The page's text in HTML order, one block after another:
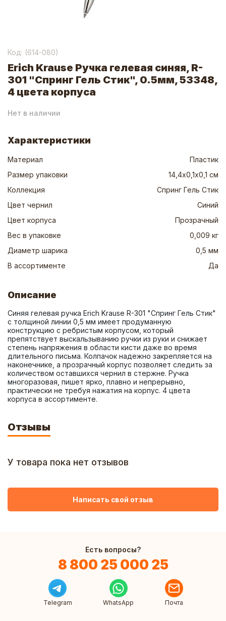
Код: (614-080)
Erich Krause Ручка гелевая синяя, R-
301 "Спринг Гель Стик", 0.5мм, 53348,
4 цвета корпуса
Нет в наличии
Характеристики
Материал
Пластик
Размер упаковки
14,4х0,1х0,1 см
Коллекция
Спринг Гель Стик
Цвет чернил
Синий
Цвет корпуса
Прозрачный
Вес в упаковке
0,009 кг
Диаметр шарика
0,5 мм
В ассортименте
Да
Описание
Синяя гелевая ручка Erich Krause R-301 "Спринг Гель Стик"
с толщиной линии 0,5 мм имеет продуманную
конструкцию с ребристым корпусом, который
препятствует выскальзыванию ручки из руки и снижает
степень напряжения в области кисти даже во время
длительного письма. Колпачок надежно закрепляется на
наконечнике, а прозрачный корпус позволяет следить за
количеством оставшихся чернил в стержне. Ручка
многоразовая, пишет ярко, плавно и непрерывно,
практически не требуя нажатия на корпус. 4 цвета
корпуса в ассортименте.
Отзывы
У товара пока нет отзывов
Написать свой отзыв
Есть вопросы?
8 800 25 000 25
Telegram WhatsApp Почта